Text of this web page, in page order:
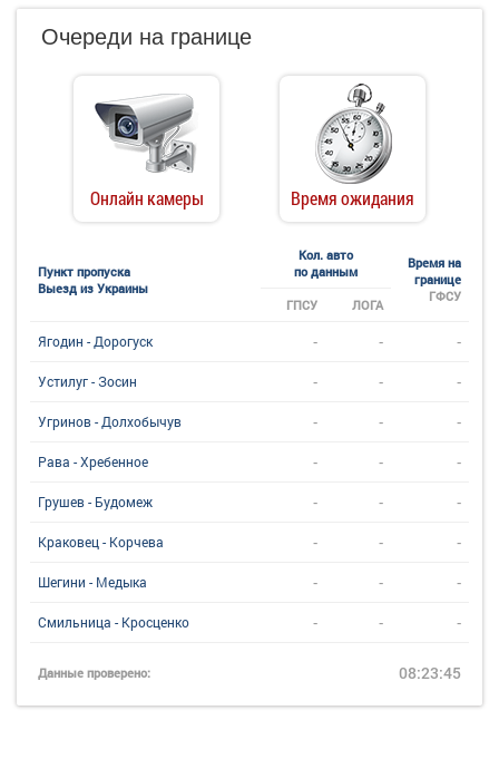
Очереди на границе
Онлайн камеры Время ожидания
Пункт пропуска
Выезд из Украины
Кол. авто
по данным
Время на
границе
ГФСУ
ГПСУ ЛОГА
Ягодин - Дорогуск - - -
Устилуг - Зосин - - -
Угринов - Долхобычув - - -
Рава - Хребенное - - -
Грушев - Будомеж - - -
Краковец - Корчева - - -
Шегини - Медыка - - -
Смильница - Кросценко - - -
Данные проверено: 08:23:45